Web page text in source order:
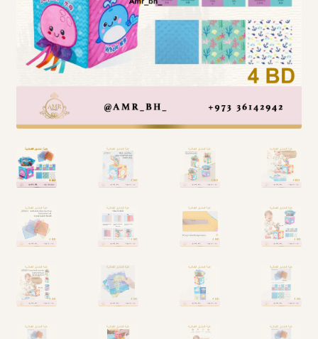
Arabic Language اللغة العربية
National Day العيد الوطني
STATIONARY القرطاسية
Disney ديزني
Birthdays أعياد الميلاد
Giveaways التوزيعات
Hair Accessories اكسسوارات الشعر